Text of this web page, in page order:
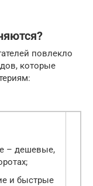
повлекло
которые
– дешевые,
и быстрые